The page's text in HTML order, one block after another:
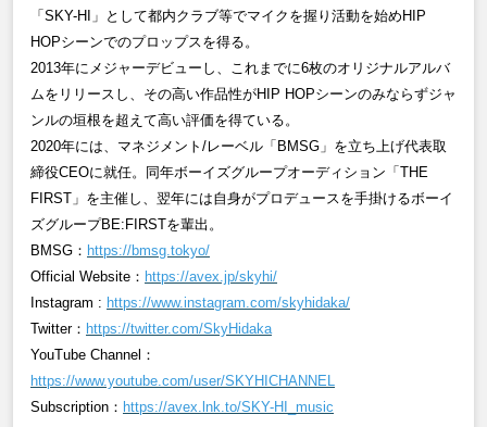
「 SKY-HI 」として都内クラブ等でマイクを握り活動を始め HIP
HOPシーンでのプロップスを得る。
2013年にメジャーデビューし、これまでに6枚のオリジナルアルバ
ムをリリースし、その高い作品性がHIP HOPシーンのみならずジャ
ンルの垣根を超えて高い評価を得ている。
2020年には、マネジメント /レーベル「 BMSG 」を立ち上げ代表取
締役CEOに就任。同年ボーイズグループオーディション「 THE
FIRST 」を主催し、翌年には自身がプロデュースを手掛けるボーイ
ズグループBE:FIRSTを輩出。
BMSG ： https://bmsg.tokyo/
Official Website： https://avex.jp/skyhi/
Instagram : https://www.instagram.com/skyhidaka/
Twitter： https://twitter.com/SkyHidaka
YouTube Channel ：
https://www.youtube.com/user/SKYHICHANNEL
Subscription： https://avex.lnk.to/SKY-HI_music